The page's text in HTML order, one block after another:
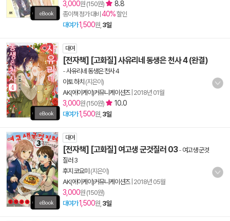
3,000원 (150원) 8.8
종이책 정가 대비 40%할인
대여가1,500원, 3일
대여
[전자책] [고화질] 사유리네 동생은 천사 4 (완결)
-사유리네 동생은 천사 4
이토 하치 (지은이)
AK(에이케이)커뮤니케이션즈| 2018년 01월
3,000원 (150원) 10.0
대여가1,500원, 3일
대여
[전자책] [고화질] 여고생 군것질러 03- 여고생 군것
질러 3
후지 코요미 (지은이)
AK(에이케이)커뮤니케이션즈| 2018년 05월
3,000원 (150원)
대여가1,500원, 3일